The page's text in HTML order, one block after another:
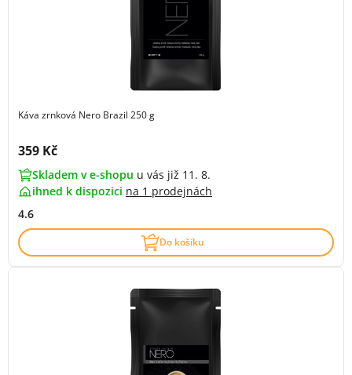
Káva zrnková Nero Brazil 250 g
Cena s DPH:
359 Kč
Skladem v e-shopu u vás již 11. 8.
ihned k dispozici na 1 prodejnách
4.6
Do košíku